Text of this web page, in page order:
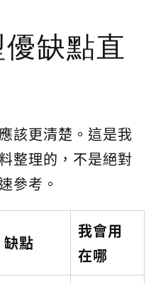
缺點直
該更清楚。這是我
整理的，不是絕對
參考。
缺點
我會用
在哪